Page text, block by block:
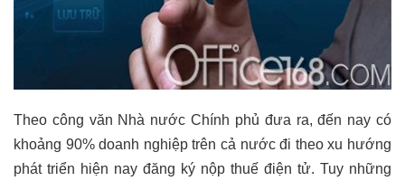
Theo công văn Nhà nước Chính phủ đưa ra, đến nay có
khoảng 90% doanh nghiệp trên cả nước đi theo xu hướng
phát triển hiện nay đăng ký nộp thuế điện tử. Tuy những